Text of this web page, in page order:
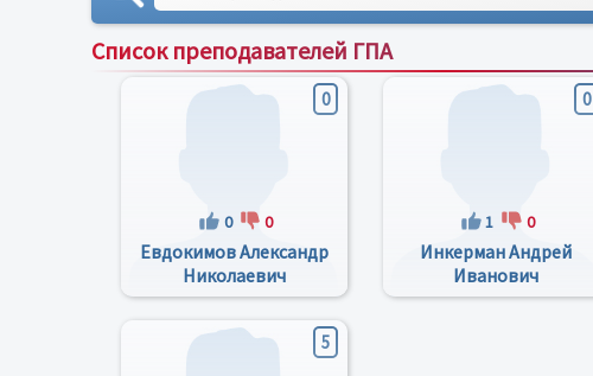
Список преподавателей ГПА
0
0 0
Евдокимов Александр
Николаевич
0
1 0
Инкерман Андрей
Иванович
5